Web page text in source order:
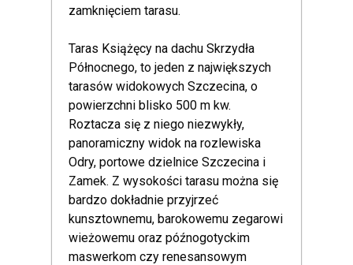
zamknięciem tarasu.
Taras Książęcy na dachu Skrzydła
Północnego, to jeden z największych
tarasów widokowych Szczecina, o
powierzchni blisko 500 m kw.
Roztacza się z niego niezwykły,
panoramiczny widok na rozlewiska
Odry, portowe dzielnice Szczecina i
Zamek. Z wysokości tarasu można się
bardzo dokładnie przyjrzeć
kunsztownemu, barokowemu zegarowi
wieżowemu oraz późnogotyckim
maswerkom czy renesansowym